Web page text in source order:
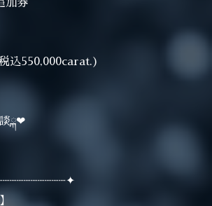
加券
込550,000carat.)
談ྐ❤︎